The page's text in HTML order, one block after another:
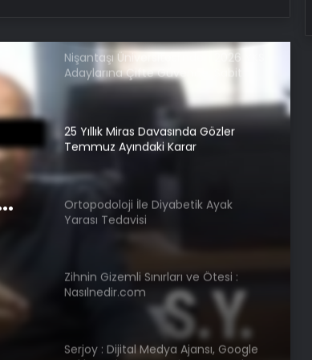
Nişantaşı Üniversitesi’nden 2026 YKS
Adaylarına Çifte Güvence: Sabit
Ücret ve Kesintisiz Burs
25 Yıllık Miras Davasında Gözler
Temmuz Ayındaki Karar
Ortopodoloji İle Diyabetik Ayak
Yarası Tedavisi
Zihnin Gizemli Sınırları ve Ötesi :
Nasılnedir.com
Serjoy : Dijital Medya Ajansı, Google